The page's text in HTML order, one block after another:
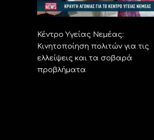
Κέντρο Υγείας Νεμέας:
Κινητοποίηση πολιτών για τις
ελλείψεις και τα σοβαρά
προβλήματα